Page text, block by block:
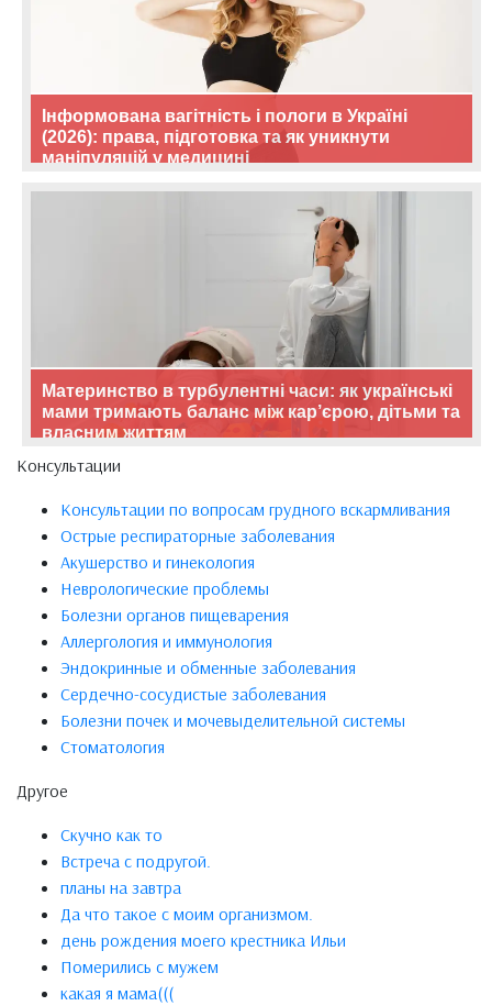
Інформована вагітність і пологи в Україні
(2026): права, підготовка та як уникнути
маніпуляцій у медицині
Материнство в турбулентні часи: як українські
мами тримають баланс між кар’єрою, дітьми та
власним життям
Консультации
Консультации по вопросам грудного вскармливания
Острые респираторные заболевания
Акушерство и гинекология
Неврологические проблемы
Болезни органов пищеварения
Аллергология и иммунология
Эндокринные и обменные заболевания
Сердечно-сосудистые заболевания
Болезни почек и мочевыделительной системы
Стоматология
Другое
Скучно как то
Встреча с подругой.
планы на завтра
Да что такое с моим организмом.
день рождения моего крестника Ильи
Померились с мужем
какая я мама(((